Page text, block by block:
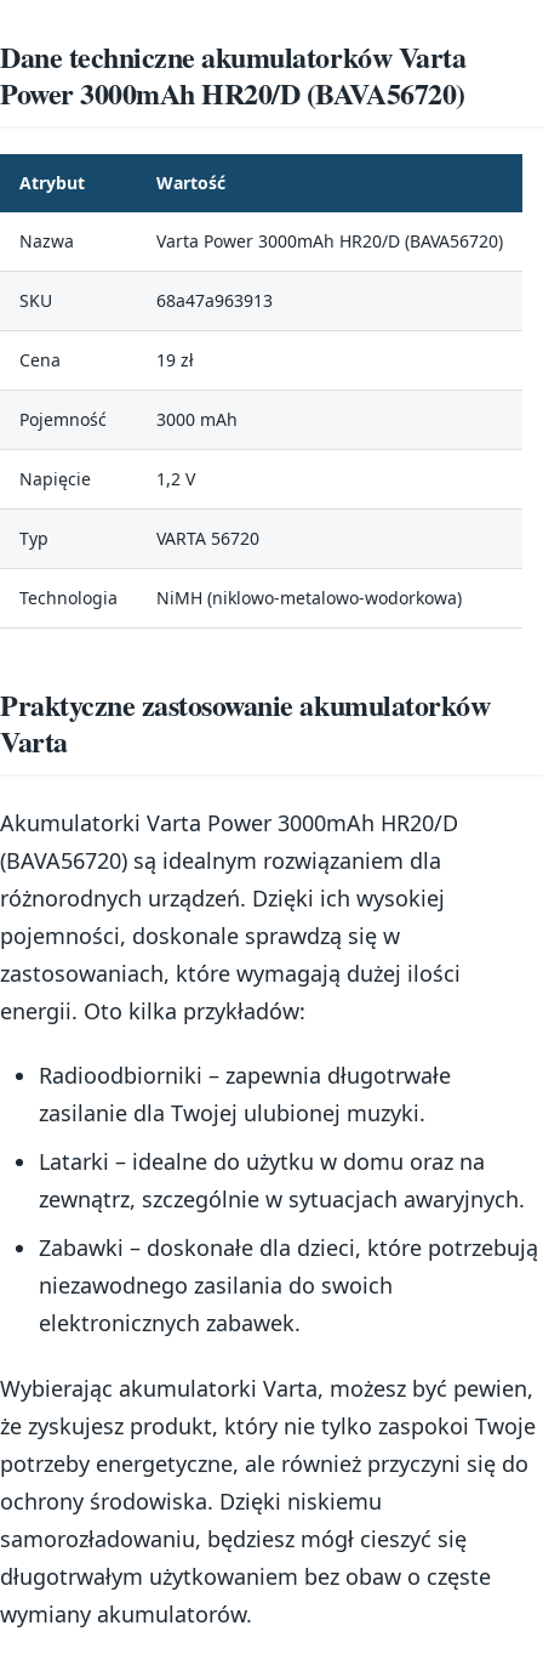
Dane techniczne akumulatorków Varta
Power 3000mAh HR20/D (BAVA56720)
Atrybut Wartość
Nazwa Varta Power 3000mAh HR20/D (BAVA56720)
SKU 68a47a963913
Cena 19 zł
Pojemność 3000 mAh
Napięcie 1,2 V
Typ VARTA 56720
Technologia NiMH (niklowo-metalowo-wodorkowa)
Praktyczne zastosowanie akumulatorków
Varta
Akumulatorki Varta Power 3000mAh HR20/D
(BAVA56720) są idealnym rozwiązaniem dla
różnorodnych urządzeń. Dzięki ich wysokiej
pojemności, doskonale sprawdzą się w
zastosowaniach, które wymagają dużej ilości
energii. Oto kilka przykładów:
Radioodbiorniki – zapewnia długotrwałe
zasilanie dla Twojej ulubionej muzyki.
Latarki – idealne do użytku w domu oraz na
zewnątrz, szczególnie w sytuacjach awaryjnych.
Zabawki – doskonałe dla dzieci, które potrzebują
niezawodnego zasilania do swoich
elektronicznych zabawek.
Wybierając akumulatorki Varta, możesz być pewien,
że zyskujesz produkt, który nie tylko zaspokoi Twoje
potrzeby energetyczne, ale również przyczyni się do
ochrony środowiska. Dzięki niskiemu
samorozładowaniu, będziesz mógł cieszyć się
długotrwałym użytkowaniem bez obaw o częste
wymiany akumulatorów.